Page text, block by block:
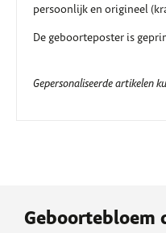
persoonlijk en origineel
De geboorteposter is
Gepersonaliseerde artikelen
Geboortebloem